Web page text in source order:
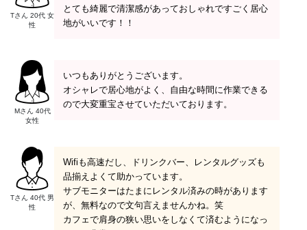
Tさん 20代 女
性
とても綺麗で清潔感があっておしゃれですごく居心
地がいいです！！
Mさん 40代
女性
いつもありがとうございます。
オシャレで居心地がよく、自由な時間に作業できる
ので大変重宝させていただいております。
Tさん 40代 男
性
Wifiも高速だし、ドリンクバー、レンタルグッズも
品揃えよくて助かっています。
サブモニターはたまにレンタル済みの時があります
が、無料なので文句言えませんかね。笑
カフェで肩身の狭い思いをしなくて済むようになっ